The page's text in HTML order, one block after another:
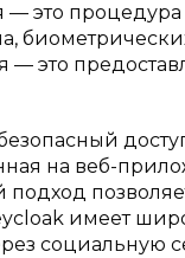
процедура
это
на веб-
имеет
социальную